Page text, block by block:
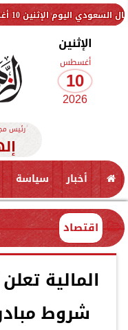
2026 في البنوك
الإثنين
أغسطس
10
2026
رئيس
أخبار سياسة
اقتصاد
المالية
شروط